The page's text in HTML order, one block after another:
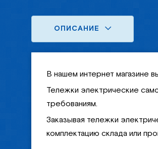
ОПИСАНИЕ
В нашем интернет магазине
Тележки электрические
требованиям.
Заказывая тележки
комплектацию склада или